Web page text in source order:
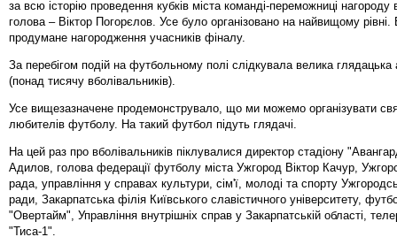
за всю історію проведення кубків міста команді-переможниці нагороду
голова – Віктор Погорєлов. Усе було організовано на найвищому рівні.
продумане нагородження учасників фіналу.
За перебігом подій на футбольному полі слідкувала велика глядацька
(понад тисячу вболівальників).
Усе вищезазначене продемонструвало, що ми можемо організувати
любителів футболу. На такий футбол підуть глядачі.
На цей раз про вболівальників піклувалися директор стадіону
Адилов, голова федерації футболу міста Ужгород Віктор Качур,
рада, управління у справах культури, сім'ї, молоді та спорту
ради, Закарпатська філія Київського славістичного університету,
"Овертайм", Управління внутрішніх справ у Закарпатській області,
"Тиса-1".